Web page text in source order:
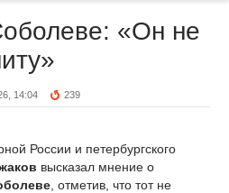
«Он не
14:04 239
России и петербургского
высказал мнение о
, отметив, что тот не